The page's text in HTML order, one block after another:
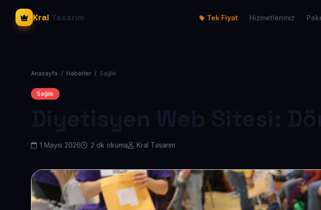
Kral Tasarım Tek Fiyat Hizmetlerimiz
Anasayfa / Haberler / Sağlık
Sağlık
Diyetisyen Web Sitesi:
1 Mayıs 2026 2 dk okuma Kral Tasarım